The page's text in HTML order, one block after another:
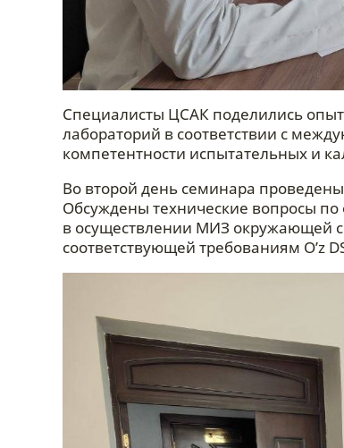
Специалисты ЦСАК поделились
лабораторий в соответствии с
компетентности испытательных и
Во второй день семинара
Обсуждены технические вопросы
в осуществлении МИЗ окружающей
соответствующей требованиям O’z